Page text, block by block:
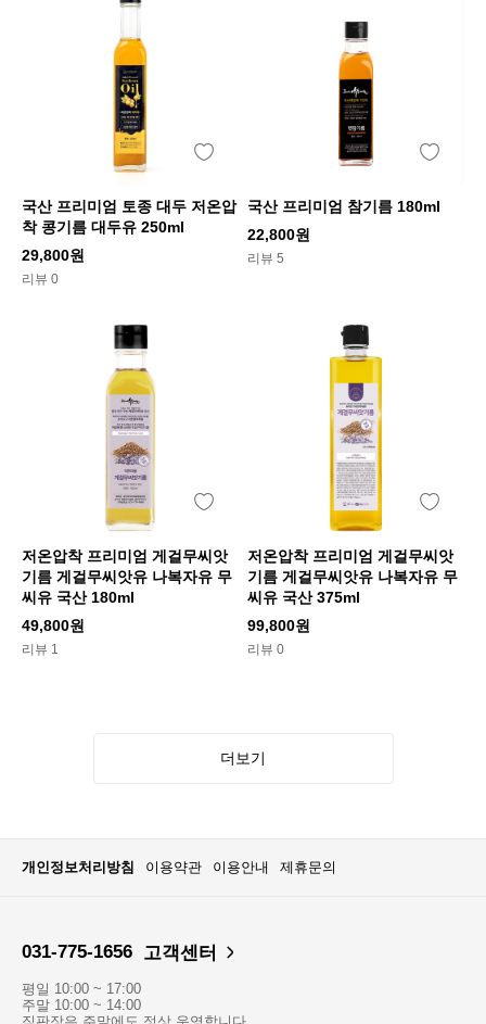
국산 프리미엄 토종 대두 저온압
착 콩기름 대두유 250ml
29,800원
리뷰 0
국산 프리미엄 참기름 180ml
22,800원
리뷰 5
저온압착 프리미엄 게걸무씨앗
기름 게걸무씨앗유 나복자유 무
씨유 국산 180ml
49,800원
리뷰 1
저온압착 프리미엄 게걸무씨앗
기름 게걸무씨앗유 나복자유 무
씨유 국산 375ml
99,800원
리뷰 0
더보기
개인정보처리방침 이용약관 이용안내 제휴문의
031-775-1656 고객센터
평일 10:00 ~ 17:00
주말 10:00 ~ 14:00